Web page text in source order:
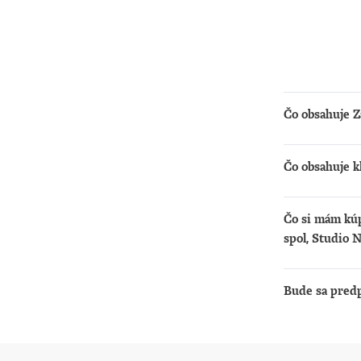
Čo obsahuje
Získate
čítať
Čo obsahuje
Získate:
Čo si mám
spol, Studio
Iba
podcasty.
Bude sa